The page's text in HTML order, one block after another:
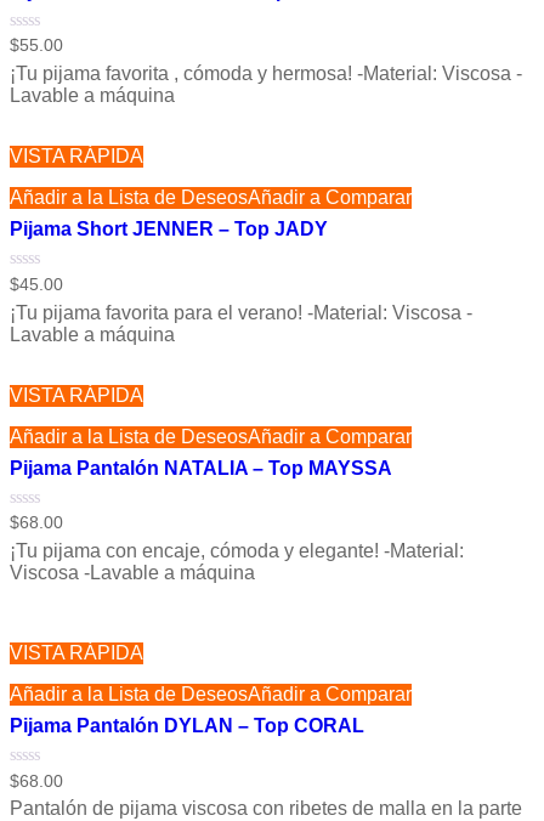
Valorado
0
de
5
$55.00
¡Tu pijama favorita , cómoda y hermosa! -Material: Viscosa -
Lavable a máquina
VISTA RÁPIDA
Añadir a la Lista de DeseosAñadir a Comparar
Pijama Short JENNER – Top JADY
Valorado
0
de
5
$45.00
¡Tu pijama favorita para el verano! -Material: Viscosa -
Lavable a máquina
VISTA RÁPIDA
Añadir a la Lista de DeseosAñadir a Comparar
Pijama Pantalón NATALIA – Top MAYSSA
Valorado
0
de
5
$68.00
¡Tu pijama con encaje, cómoda y elegante! -Material:
Viscosa -Lavable a máquina
VISTA RÁPIDA
Añadir a la Lista de DeseosAñadir a Comparar
Pijama Pantalón DYLAN – Top CORAL
Valorado
0
$68.00
Pantalón de pijama viscosa con ribetes de malla en la parte